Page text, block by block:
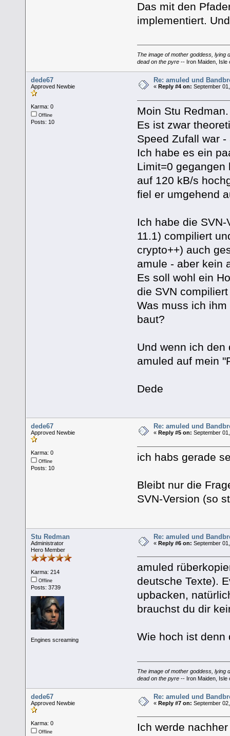
Das mit den
implementiert.
The image of mother goddess, lying
dead on the pyre-- Iron Maiden, Isle
dede67
Approved Newbie
Karma: 0
Offline
Posts: 10
Re: amuled und
« Reply #4 on: September
Moin Stu Redman.
Es ist zwar
Speed Zufall war
Ich habe es ein
Limit=0
auf 120 kB/s
fiel er umgehend
Ich habe die
11.1) compiliert
crypto++) auch
amule - aber kein
Es soll wohl ein
die SVN
Was muss ich
baut?
Und wenn ich den
amuled auf mein
Dede
dede67
Approved Newbie
Karma: 0
Offline
Posts: 10
Re: amuled und
« Reply #5 on: September
ich habs gerade
Bleibt nur die
SVN-Version (so
Stu Redman
Administrator
Hero Member
Karma: 214
Offline
Posts: 3739
Engines screaming
Re: amuled und
«Reply #6 on: September
amuled
deutsche Texte).
upbacken,
brauchst du dir
Wie hoch ist denn
The image of mother goddess, lying
dead on the pyre-- Iron Maiden, Isle
dede67
Approved Newbie
Karma: 0
Offline
Re: amuled und
«Reply #7 on: September
Ich werde